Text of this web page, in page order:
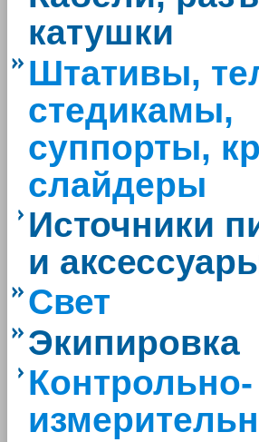
катушки
Штативы,
стедикамы,
суппорты,
слайдеры
Источники
и
Свет
Экипировка
Контрольно-